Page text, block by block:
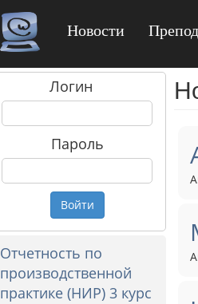
Новости
Логин
Пароль
Войти
Отчетность по
производственной
практике (НИР) 3 курс